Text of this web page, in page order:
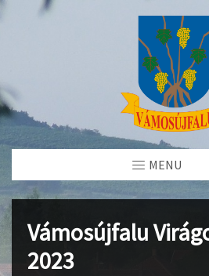
Skip
MENU
Vámosújfalu
2023